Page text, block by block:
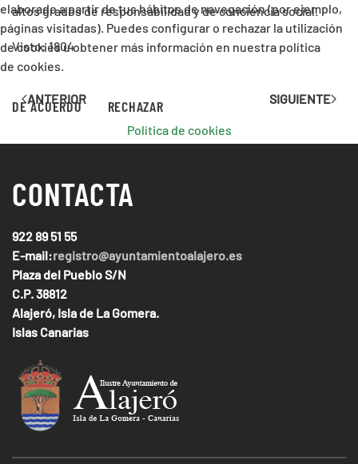
altos grados de responsabilidad y de conciencia social.
Visto: 1804
ANTERIOR SIGUIENTE
CONTACTA
922 89 51 55
E-mail:registro@ayuntamientoalajero.es
Plaza del Pueblo S/N
C.P. 38812
Alajeró, Isla de La Gomera.
Islas Canarias
elaborado a partir de tus hábitos de navegación (por ejemplo,
páginas visitadas). Puedes configurar o rechazar la utilización
de cookies u obtener más información en nuestra política
de cookies.
DE ACUERDO RECHAZAR
Política de cookies